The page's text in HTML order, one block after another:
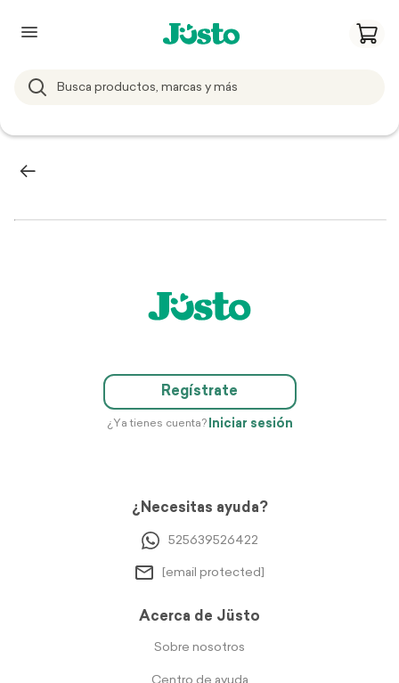
Regístrate
¿Ya tienes cuenta? Iniciar sesión
¿Necesitas ayuda?
525639526422
[email protected]
Acerca de Jüsto
Sobre nosotros